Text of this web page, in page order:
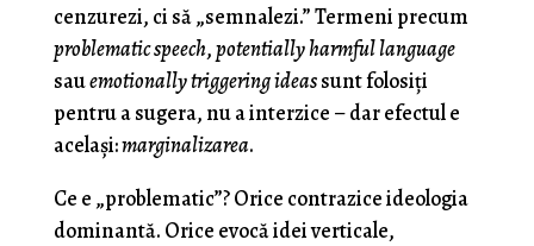
cenzurezi, ci să „semnalezi.” Termeni precum
problematic speech,potentially harmful language
sauemotionally triggering ideassunt folosiți
pentru a sugera, nu a interzice – dar efectul e
același:marginalizarea.
Ce e „problematic”? Orice contrazice ideologia
dominantă. Orice evocă idei verticale,